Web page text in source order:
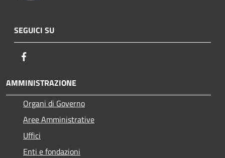
SEGUICI SU
AMMINISTRAZIONE
Organi di Governo
Aree Amministrative
Uffici
Enti e fondazioni